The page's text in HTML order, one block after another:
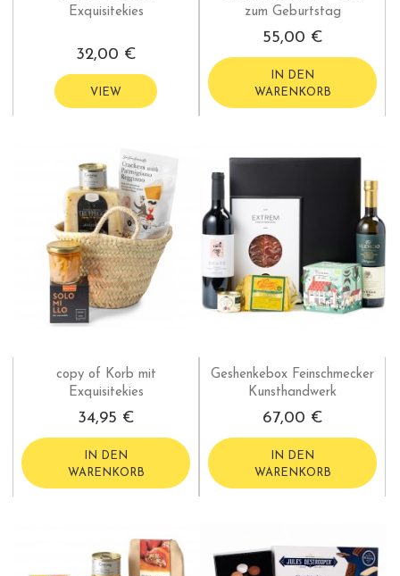
Exquisitekies
32,00 €
VIEW
zum Geburtstag
55,00 €
IN DEN
WARENKORB
copy of Korb mit
Exquisitekies
34,95 €
IN DEN
WARENKORB
Geshenkebox Feinschmecker
Kunsthandwerk
67,00 €
IN DEN
WARENKORB